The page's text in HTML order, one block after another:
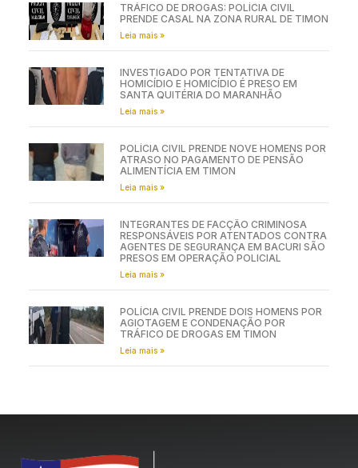
TRÁFICO DE DROGAS: POLÍCIA CIVIL
PRENDE CASAL NA ZONA RURAL DE TIMON
Leia mais »
INVESTIGADO POR TENTATIVA DE
HOMICÍDIO E HOMICÍDIO É PRESO EM
SANTA QUITÉRIA DO MARANHÃO
Leia mais »
POLÍCIA CIVIL PRENDE NOVE HOMENS POR
ATRASO NO PAGAMENTO DE PENSÃO
ALIMENTÍCIA EM TIMON
Leia mais »
INTEGRANTES DE FACÇÃO CRIMINOSA
RESPONSÁVEIS POR ATENTADOS CONTRA
AGENTES DE SEGURANÇA EM BACURI SÃO
PRESOS EM OPERAÇÃO POLICIAL
Leia mais »
POLÍCIA CIVIL PRENDE DOIS HOMENS POR
AGIOTAGEM E CONDENAÇÃO POR
TRÁFICO DE DROGAS EM TIMON
Leia mais »